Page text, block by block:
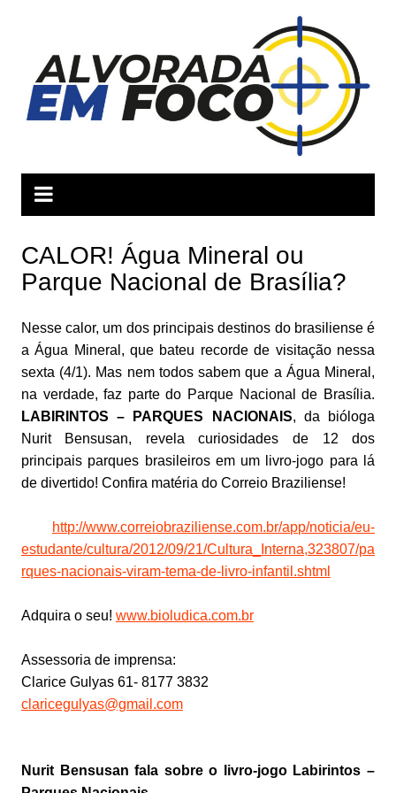
conteúdo
CALOR! Água Mineral ou
Parque Nacional de Brasília?
Nesse calor, um dos principais destinos do brasiliense é
a Água Mineral, que bateu recorde de visitação nessa
sexta (4/1). Mas nem todos sabem que a Água Mineral,
na verdade, faz parte do Parque Nacional de Brasília.
LABIRINTOS – PARQUES NACIONAIS, da bióloga
Nurit Bensusan, revela curiosidades de 12 dos
principais parques brasileiros em um livro-jogo para lá
de divertido! Confira matéria do Correio Braziliense!
http://www.correiobraziliense.com.br/app/noticia/eu-
estudante/cultura/2012/09/21/Cultura_Interna,323807/pa
rques-nacionais-viram-tema-de-livro-infantil.shtml
Adquira o seu! www.bioludica.com.br
Assessoria de imprensa:
Clarice Gulyas 61- 8177 3832
claricegulyas@gmail.com
Nurit Bensusan fala sobre o livro-jogo Labirintos –